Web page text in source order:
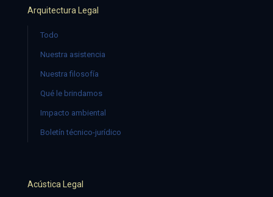
Arquitectura Legal
Todo
Nuestra asistencia
Nuestra filosofía
Qué le brindamos
Impacto ambiental
Boletín técnico-jurídico
Acústica Legal